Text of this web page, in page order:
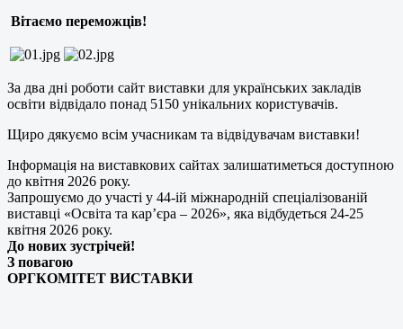
Вітаємо переможців!
За два дні роботи сайт виставки для українських закладів
освіти відвідало понад 5150 унікальних користувачів.
Щиро дякуємо всім учасникам та відвідувачам виставки!
Інформація на виставкових сайтах залишатиметься доступною
до квітня 2026 року.
Запрошуємо до участі у 44-ій міжнародній спеціалізованій
виставці «Освіта та кар’єра – 2026», яка відбудеться 24-25
квітня 2026 року.
До нових зустрічей!
З повагою
ОРГКОМІТЕТ ВИСТАВКИ